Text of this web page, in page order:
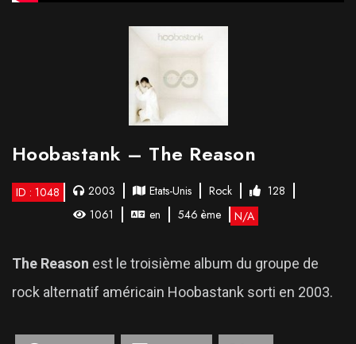
Hoobastank – The Reason
ID : 1048 2003 Etats-Unis Rock
128
1061
en 546 ème N/A
The Reason est le troisième album du groupe de
rock alternatif américain Hoobastank sorti en 2003.